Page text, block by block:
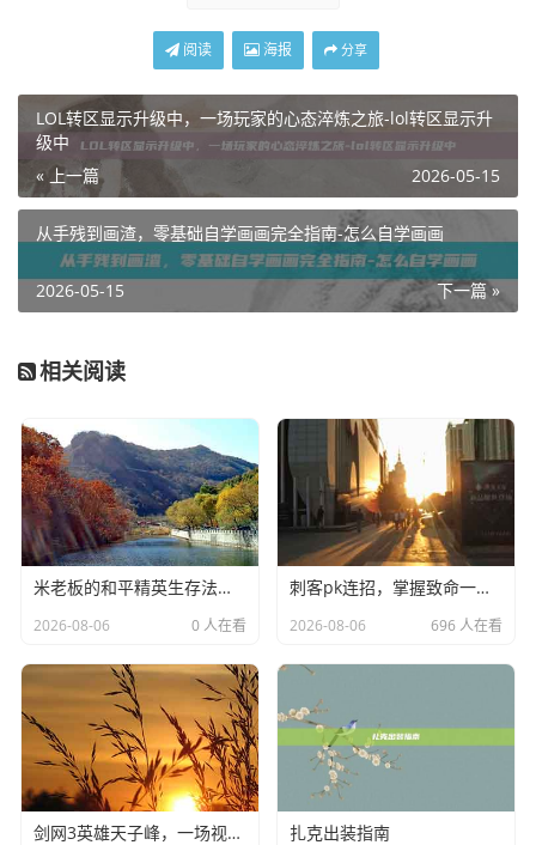
阅读 海报 分享
LOL转区显示升级中，一场玩家的心态淬炼之旅-lol转区显示升
级中
« 上一篇
2026-05-15
从手残到画渣，零基础自学画画完全指南-怎么自学画画
下一篇 »
2026-05-15
相关阅读
米老板的和平精英生存法则-米老板和平精英
2026-08-06 0 人在看
刺客pk连招，掌握致命一击的艺术
2026-08-06 696 人在看
剑网3英雄天子峰，一场视觉与策略的盛宴 扎克出装指南